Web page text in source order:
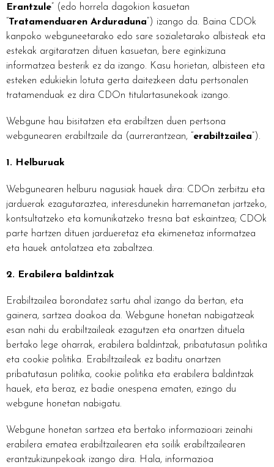
Erantzule ” (edo horrela dagokion kasuetan
Tratamenduaren Arduraduna ”) izango da. Baina CDOk
kanpoko webguneetarako edo sare sozialetarako albisteak eta
estekak argitaratzen dituen kasuetan, bere eginkizuna
informatzea besterik ez da izango. Kasu horietan, albisteen eta
esteken edukiekin lotuta gerta daitezkeen datu pertsonalen
tratamenduak ez dira CDOn titulartasunekoak izango.
Webgune hau bisitatzen eta erabiltzen duen pertsona
webgunearen erabiltzaile da (aurrerantzean, “ erabiltzailea ”).
1. Helburuak
Webgunearen helburu nagusiak hauek dira: CDOn zerbitzu eta
jarduerak ezagutaraztea, interesdunekin harremanetan jartzeko,
kontsultatzeko eta komunikatzeko tresna bat eskaintzea; CDOk
parte hartzen dituen jardueretaz eta ekimenetaz informatzea
eta hauek antolatzea eta zabaltzea.
2. Erabilera baldintzak
Erabiltzailea borondatez sartu ahal izango da bertan, eta
gainera, sartzea doakoa da. Webgune honetan nabigatzeak
esan nahi du erabiltzaileak ezagutzen eta onartzen dituela
bertako lege oharrak, erabilera baldintzak, pribatutasun politika
eta cookie politika. Erabiltzaileak ez baditu onartzen
pribatutasun politika, cookie politika eta erabilera baldintzak
hauek, eta beraz, ez badie onespena ematen, ezingo du
webgune honetan nabigatu.
Webgune honetan sartzea eta bertako informazioari zeinahi
erabilera ematea erabiltzailearen eta soilik erabiltzailearen
erantzukizunpekoak izango dira. Hala, informazioa